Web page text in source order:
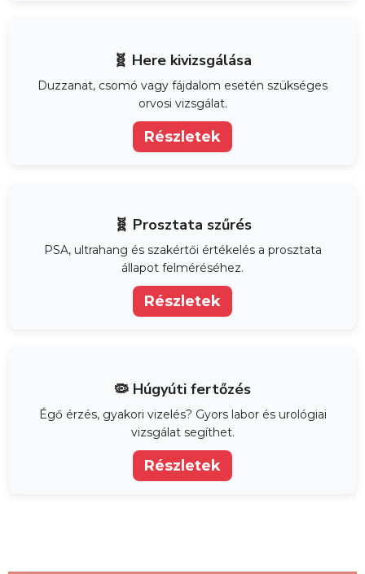
🧬 Here kivizsgálása
Duzzanat, csomó vagy fájdalom esetén szükséges
orvosi vizsgálat.
Részletek
🧬 Prosztata szűrés
PSA, ultrahang és szakértői értékelés a prosztata
állapot felméréséhez.
Részletek
🦠 Húgyúti fertőzés
Égő érzés, gyakori vizelés? Gyors labor és urológiai
vizsgálat segíthet.
Részletek